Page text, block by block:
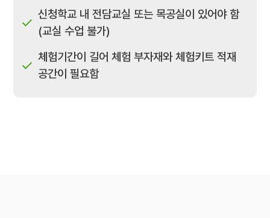
신청학교 내 전담교실 또는 목공실이 있어야 함
(교실 수업 불가)
체험기간이 길어 체험 부자재와 체험키트 적재
공간이 필요함